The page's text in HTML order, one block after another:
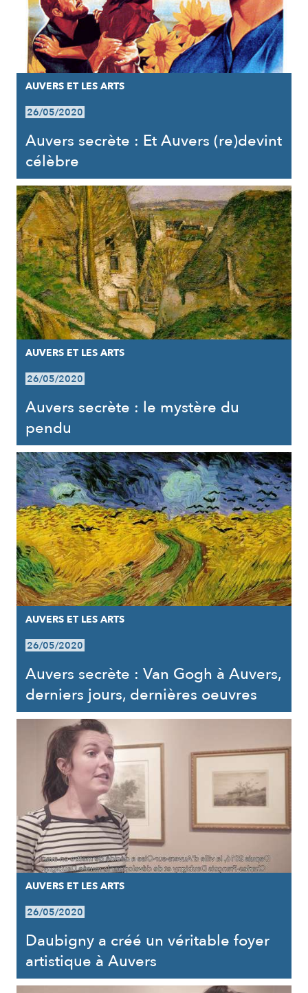
AUVERS ET LES ARTS
26/05/2020
Auvers secrète : Et Auvers (re)devint
célèbre
AUVERS ET LES ARTS
26/05/2020
Auvers secrète : le mystère du
pendu
AUVERS ET LES ARTS
26/05/2020
Auvers secrète : Van Gogh à Auvers,
derniers jours, dernières oeuvres
AUVERS ET LES ARTS
26/05/2020
Daubigny a créé un véritable foyer
artistique à Auvers